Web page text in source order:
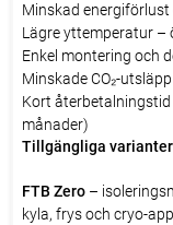
Minskad
Lägre yttemperatur –
Enkel montering och
Minskade CO₂-utsläpp
Kort
månader)
Tillgängliga varianter
FTB Zero –
kyla, frys och cryo-